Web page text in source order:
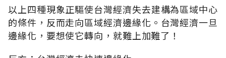
以上四種現象正驅使台灣經濟失去建構為區域中心
的條件，反而走向區域經濟邊緣化。台灣經濟一旦
邊緣化，要想使它轉向，就難上加難了！